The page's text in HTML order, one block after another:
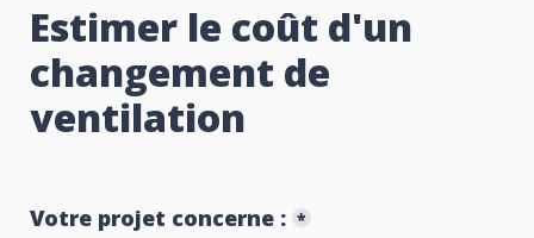
Estimer le coût d'un
changement de
ventilation
Votre projet concerne : *